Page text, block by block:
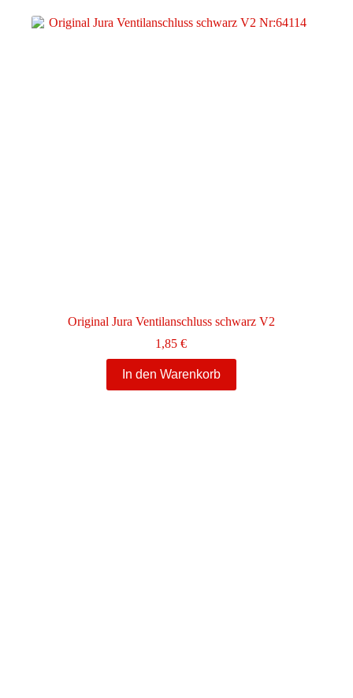
Original Jura Ventilanschluss schwarz V2
1,85€
In den Warenkorb